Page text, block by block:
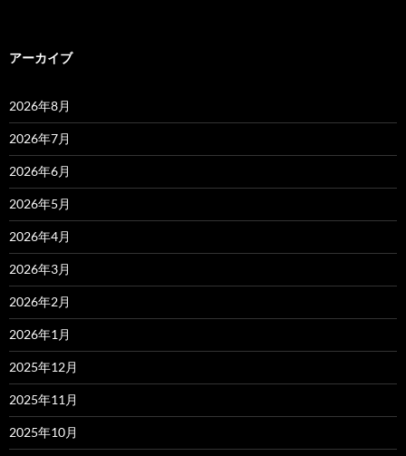
アーカイブ
2026年8月
2026年7月
2026年6月
2026年5月
2026年4月
2026年3月
2026年2月
2026年1月
2025年12月
2025年11月
2025年10月